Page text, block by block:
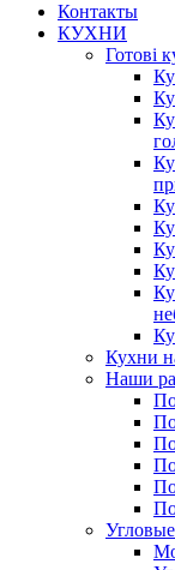
Контакты
КУХНИ
Готові
Кухни
Наши